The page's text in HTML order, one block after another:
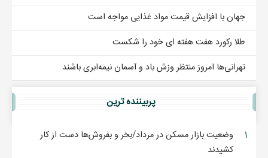
جهان با افزایش قیمت مواد غذایی مواجه است
طلا رکورد هفت هفته ای خود را شکست
تهرانی‌ها امروز منتظر وزش باد و آسمان نیمه‌ابری باشند
پربيننده ترين
۱
وضعیت بازار مسکن در مرداد/بخر و بفروش‌ها دست از کار
کشیدند